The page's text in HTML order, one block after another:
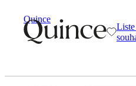
Quince
PULLS